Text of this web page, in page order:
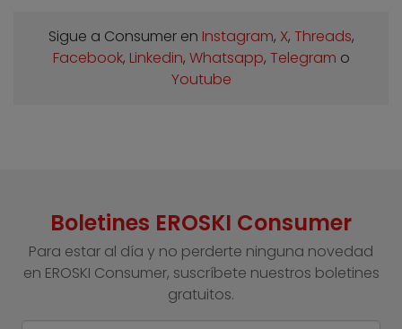
Sigue a Consumer en Instagram, X, Threads,
Facebook, Linkedin, Whatsapp, Telegram o
Youtube
Boletines EROSKI Consumer
Para estar al día y no perderte ninguna novedad
en EROSKI Consumer, suscríbete nuestros boletines
gratuitos.